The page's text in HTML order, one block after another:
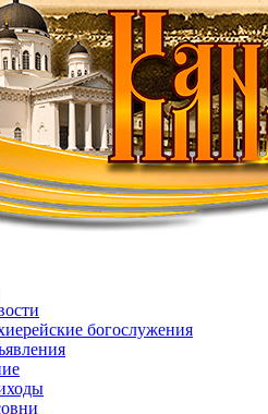
богослужения